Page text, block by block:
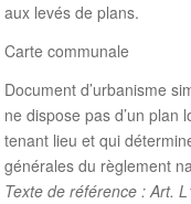
aux levés de plans.
Carte communale
Document d’urbanisme
ne dispose pas d’un plan
tenant lieu et qui
générales du règlement
Texte de référence : Art.